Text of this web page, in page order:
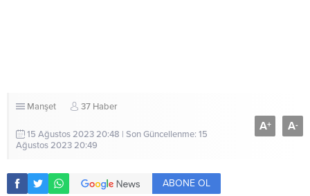
Manşet 37 Haber
15 Ağustos 2023 20:48 | Son Güncellenme: 15
Ağustos 2023 20:49
A+ A-
ABONE OL